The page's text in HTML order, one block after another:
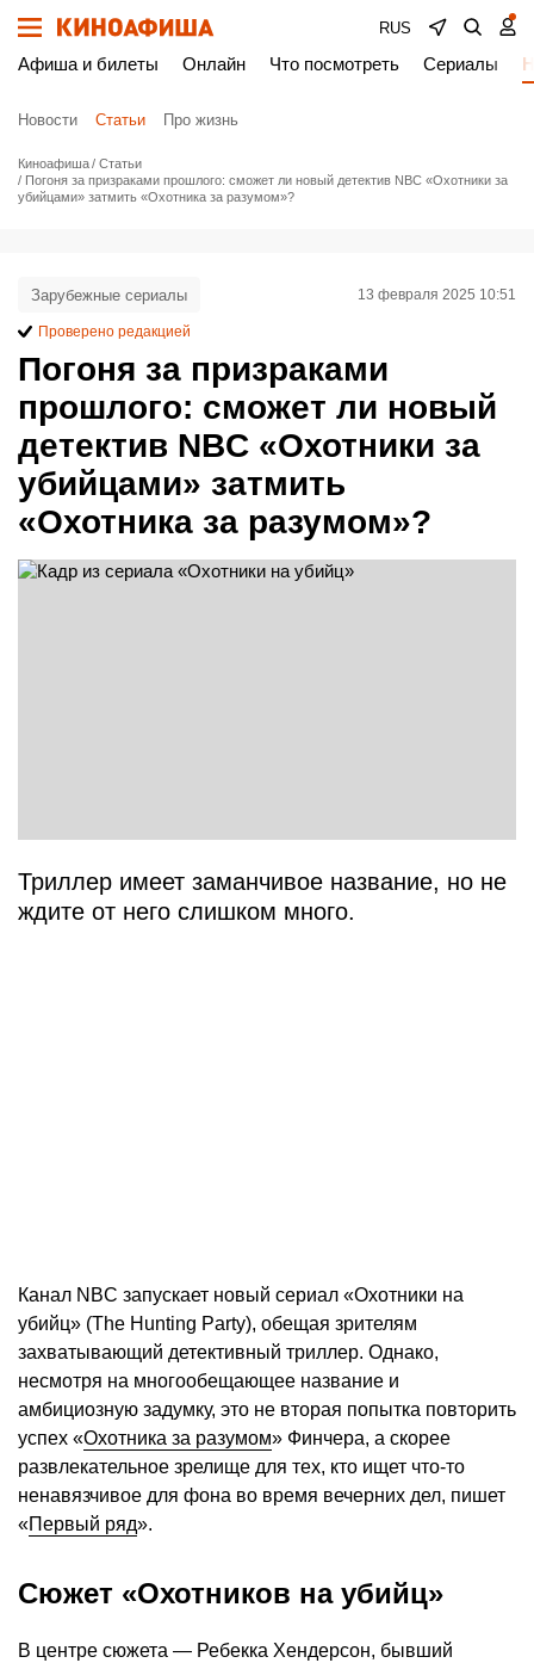
RUS
Афиша и билеты Онлайн Что посмотреть Сериалы
Новости Статьи Про жизнь
Киноафиша
Статьи
Погоня за призраками прошлого: сможет ли новый детектив NBC «Охотники за
убийцами» затмить «Охотника за разумом»?
Погоня за призраками
прошлого: сможет ли новый
детектив NBC «Охотники за
убийцами» затмить
«Охотника за разумом»?
Зарубежные сериалы 13 февраля 2025 10:51
Проверено редакцией
Триллер имеет заманчивое название, но не
ждите от него слишком много.
Канал NBC запускает новый сериал «Охотники на
убийц» (The Hunting Party), обещая зрителям
захватывающий детективный триллер. Однако,
несмотря на многообещающее название и
амбициозную задумку, это не вторая попытка повторить
успех «Охотника за разумом» Финчера, а скорее
развлекательное зрелище для тех, кто ищет что-то
ненавязчивое для фона во время вечерних дел, пишет
«Первый ряд».
Сюжет «Охотников на убийц»
В центре сюжета — Ребекка Хендерсон, бывший